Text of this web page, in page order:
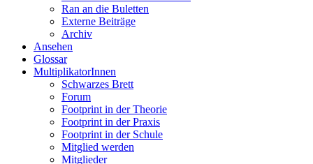
Ran an die Buletten
Externe Beiträge
Archiv
Ansehen
Glossar
MultiplikatorInnen
Schwarzes Brett
Forum
Footprint in der Theorie
Footprint in der Praxis
Footprint in der Schule
Mitglied werden
Mitglieder